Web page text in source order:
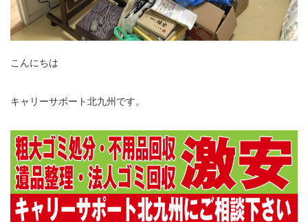
こんにちは
キャリーサポート北九州です。